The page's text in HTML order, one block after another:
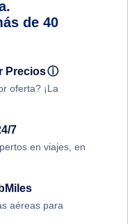
de 40
Preciosⓘ
oferta? ¡La
7
en viajes, en
aéreas para